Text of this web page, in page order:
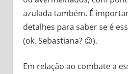
azulada também. É
detalhes para saber se é
(ok, Sebastiana? 😉).
Em relação ao combate a